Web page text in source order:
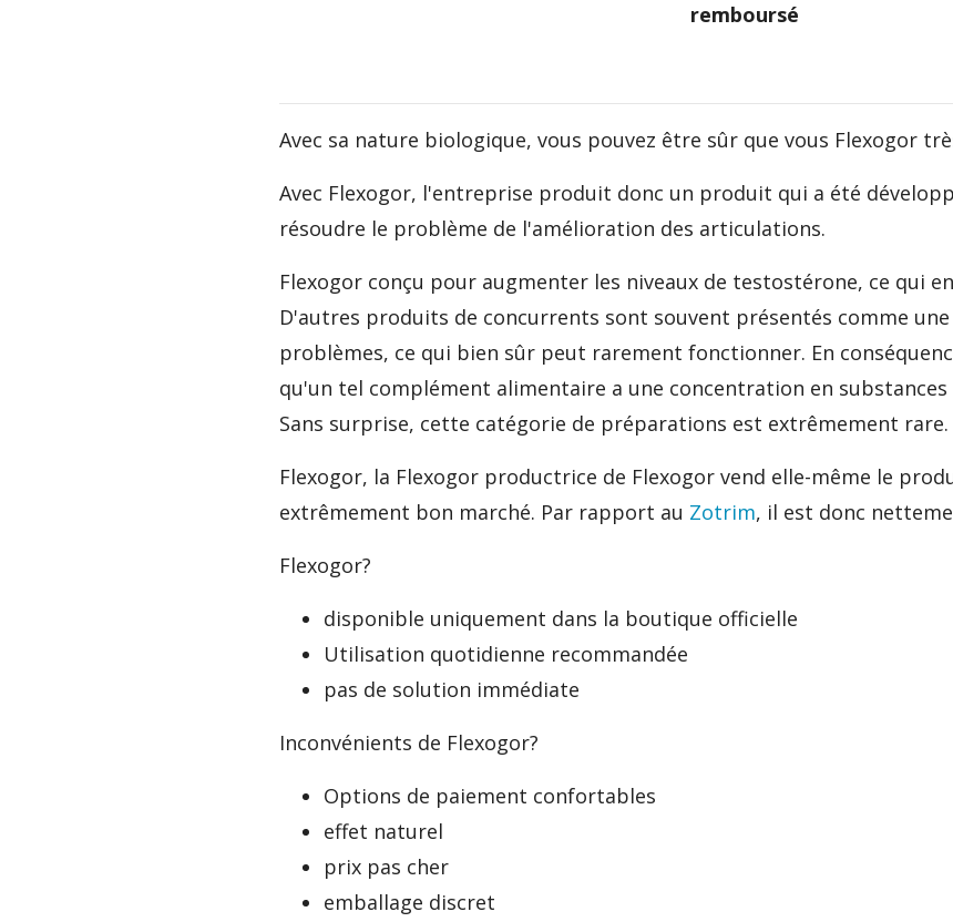
remboursé
Avec sa nature biologique, vous pouvez être sûr que vous Flexogor
Avec Flexogor, l'entreprise produit donc un produit qui a été
résoudre le problème de l'amélioration des articulations.
Flexogor conçu pour augmenter les niveaux de testostérone, ce qui
D'autres produits de concurrents sont souvent présentés comme
problèmes, ce qui bien sûr peut rarement fonctionner. En
qu'un tel complément alimentaire a une concentration en
Sans surprise, cette catégorie de préparations est extrêmement rare.
Flexogor, la Flexogor productrice de Flexogor vend elle-même le
extrêmement bon marché. Par rapport au Zotrim, il est donc
Flexogor?
disponible uniquement dans la boutique officielle
Utilisation quotidienne recommandée
pas de solution immédiate
Inconvénients de Flexogor?
Options de paiement confortables
effet naturel
prix pas cher
emballage discret